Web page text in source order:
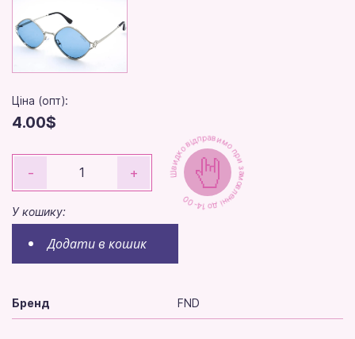
Ціна (опт):
4.00$
- +
У кошику:
Додати в кошик
Швидко відправимо при замовленні до 14-00
Бренд FND